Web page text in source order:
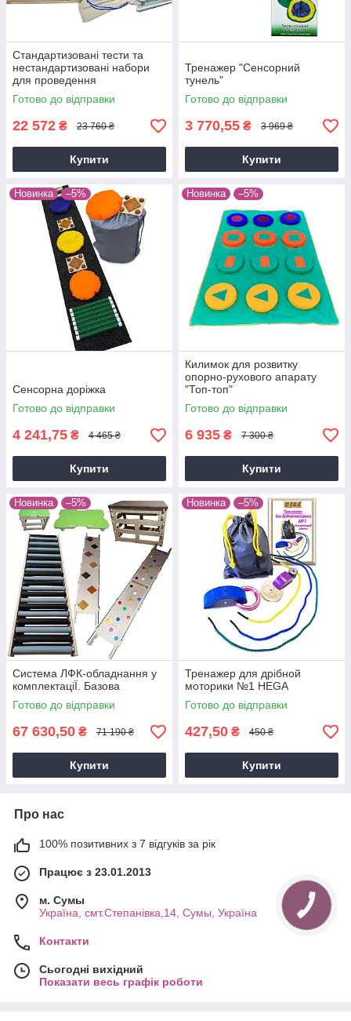
Стандартизованi тести та
нестандартизованi набори
для проведення
терапевтичного
оцiнювання.Сенсорний
фiзiотест"Основний"
Готово до відправки
22 572 ₴ 23 760 ₴
Купити
Тренажер "Сенсорний
тунель"
Готово до відправки
3 770,55 ₴ 3 969 ₴
Купити
Новинка –5%
Сенсорна доріжка
Готово до відправки
4 241,75 ₴ 4 465 ₴
Купити
Новинка –5%
Килимок для розвитку
опорно-рухового апарату
"Топ-топ"
Готово до відправки
6 935 ₴ 7 300 ₴
Купити
Новинка –5%
Система ЛФК-обладнання у
комплектацiЇ. Базова
Готово до відправки
67 630,50 ₴ 71 190 ₴
Купити
Новинка –5%
Тренажер для дрібной
моторики №1 HEGA
Готово до відправки
427,50 ₴ 450 ₴
Купити
Про нас
100% позитивних з 7 відгуків за рік
Працює з 23.01.2013
м. Cумы
Україна, смт.Степанівка,14, Cумы, Україна
Контакти
Сьогодні вихідний
Показати весь графік роботи